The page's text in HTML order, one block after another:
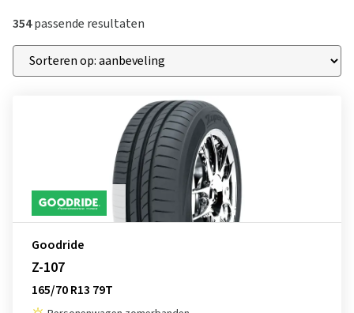
354passende resultaten
Goodride
Z-107
165/70 R13 79T